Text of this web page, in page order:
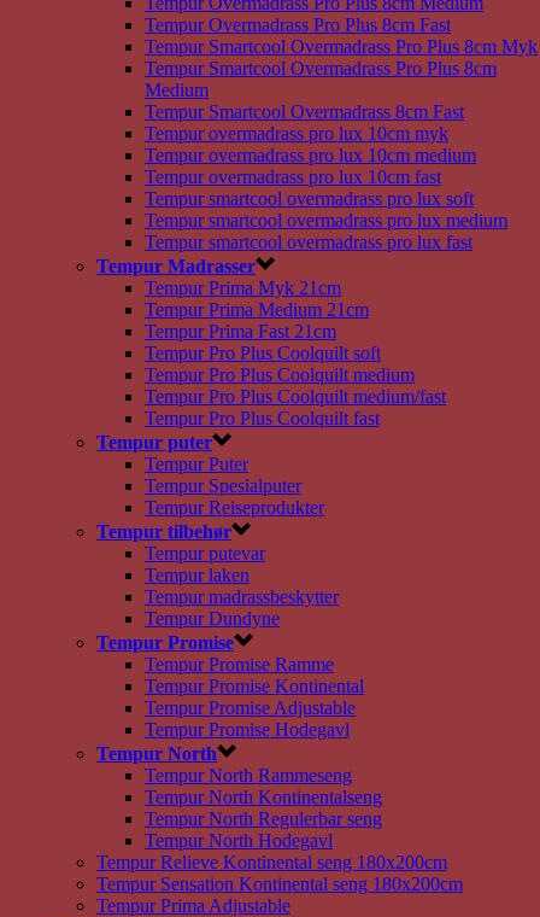
Tempur Overmadrass Pro Plus 8cm Fast
Tempur Smartcool Overmadrass Pro Plus 8cm Myk
Tempur Smartcool Overmadrass Pro Plus 8cm
Medium
Tempur Smartcool Overmadrass 8cm Fast
Tempur overmadrass pro lux 10cm myk
Tempur overmadrass pro lux 10cm medium
Tempur overmadrass pro lux 10cm fast
Tempur smartcool overmadrass pro lux soft
Tempur smartcool overmadrass pro lux medium
Tempur smartcool overmadrass pro lux fast
Tempur Madrasser
Tempur Prima Myk 21cm
Tempur Prima Medium 21cm
Tempur Prima Fast 21cm
Tempur Pro Plus Coolquilt soft
Tempur Pro Plus Coolquilt medium
Tempur Pro Plus Coolquilt medium/fast
Tempur Pro Plus Coolquilt fast
Tempur puter
Tempur Puter
Tempur Spesialputer
Tempur Reiseprodukter
Tempur tilbehør
Tempur putevar
Tempur laken
Tempur madrassbeskytter
Tempur Dundyne
Tempur Promise
Tempur Promise Ramme
Tempur Promise Kontinental
Tempur Promise Adjustable
Tempur Promise Hodegavl
Tempur North
Tempur North Rammeseng
Tempur North Kontinentalseng
Tempur North Regulerbar seng
Tempur North Hodegavl
Tempur Relieve Kontinental seng 180x200cm
Tempur Sensation Kontinental seng 180x200cm
Tempur Prima Adjustable